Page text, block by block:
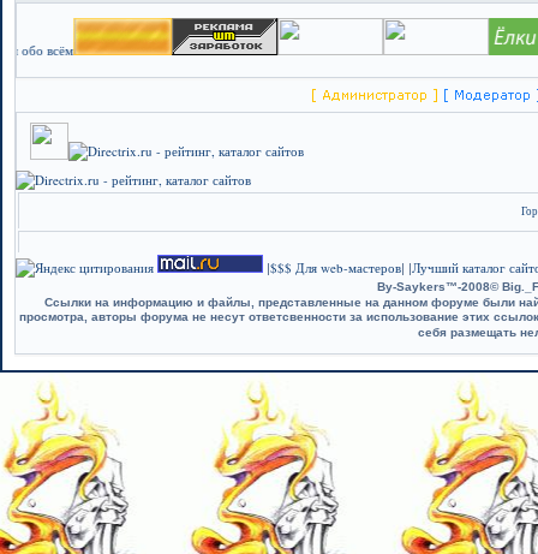
$$$ Для web-мастеров Лучший каталог
By-Saykers™-2008©
Ссылки на информацию и файлы, представленные на данном форуме были
просмотра, авторы форума не несут ответсвенности за использование этих
себя размещать